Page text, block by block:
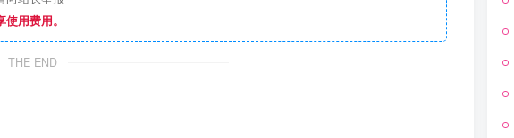
用费用。
THE END